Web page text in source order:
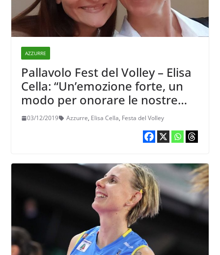
AZZURRE
Pallavolo Fest del Volley – Elisa
Cella: “Un’emozione forte, un
modo per onorare le nostre
nazionali”
03/12/2019 Azzurre, Elisa Cella, Festa del Volley